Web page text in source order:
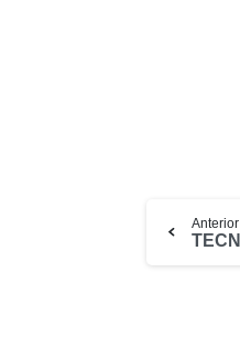
Anterior